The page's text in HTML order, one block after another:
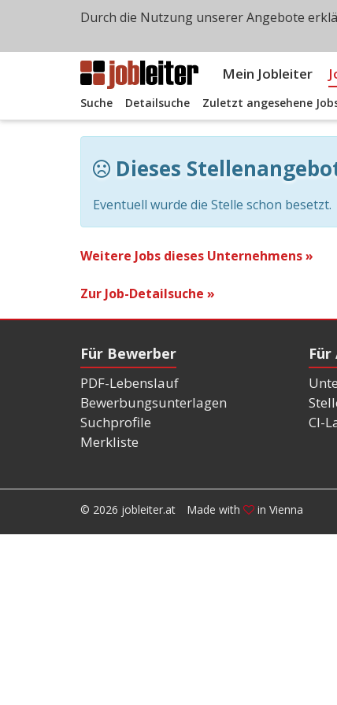
Mein Jobleiter
Suche Detailsuche Zuletzt angesehene
Dieses
Eventuell wurde die Stelle schon besetzt.
Weitere Jobs dieses Unternehmens »
Zur Job-Detailsuche »
Für Bewerber
PDF-Lebenslauf
Bewerbungsunterlagen
Suchprofile
Merkliste
CI-
© 2026 jobleiter.at Made with in Vienna
Durch die Nutzung unserer Angebote